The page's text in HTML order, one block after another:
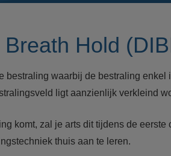
Hold
bestraling waarbij de bestraling
ligt aanzienlijk verkleind
komt, zal je arts dit tijdens de
thuis aan te leren.